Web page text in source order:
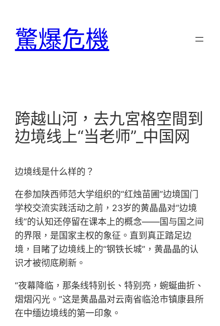
驚爆危機
跨越山河，去九宮格空間到
边境线上“当老师”_中国网
边境线是什么样的？
在参加陕西师范大学组织的“红烛苗圃”边境国门
学校交流实践活动之前，23岁的黄晶晶对“边境
线”的认知还停留在课本上的概念——国与国之间
的界限，是国家主权的象征。直到真正踏足边
境，目睹了边境线上的“钢铁长城”，黄晶晶的认
识才被彻底刷新。
“夜幕降临，那条线特别长、特别亮，蜿蜒曲折、
熠熠闪光。”这是黄晶晶对云南省临沧市镇康县所
在中缅边境线的第一印象。